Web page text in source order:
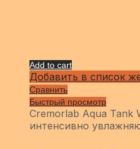
Add to cart
Добавить в список
Сравнить
Быстрый просмотр
Cremorlab Aqua Tank
интенсивно